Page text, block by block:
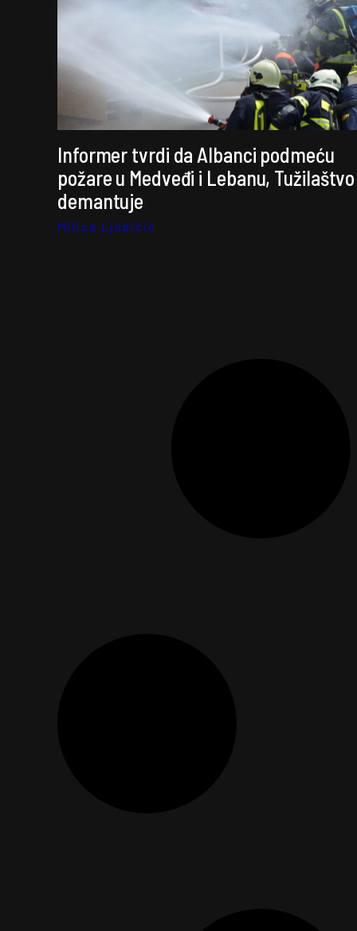
Informer tvrdi da Albanci podmeću
požare u Medveđi i Lebanu, Tužilaštvo
demantuje
Milica Ljubičić